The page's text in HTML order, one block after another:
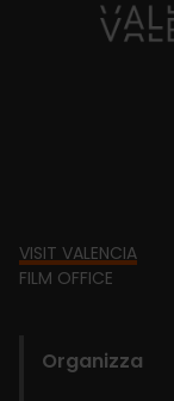
https://
Footer
VISIT VALENCIA
FILM OFFICE
Organizza